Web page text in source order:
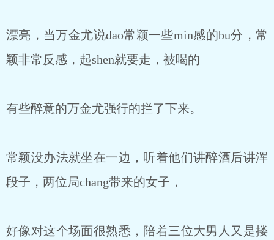
漂亮，当万金尤说dao常颖一些min感的bu分，常
颖非常反感，起shen就要走，被喝的
有些醉意的万金尤强行的拦了下来。
常颖没办法就坐在一边，听着他们讲醉酒后讲浑
段子，两位局chang带来的女子，
好像对这个场面很熟悉，陪着三位大男人又是搂